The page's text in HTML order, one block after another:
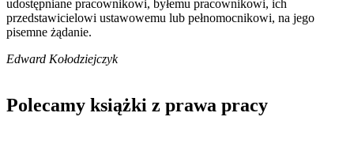
udostępniane pracownikowi, byłemu pracownikowi, ich
przedstawicielowi ustawowemu lub pełnomocnikowi, na jego
pisemne żądanie.
Edward Kołodziejczyk
Polecamy książki z prawa pracy